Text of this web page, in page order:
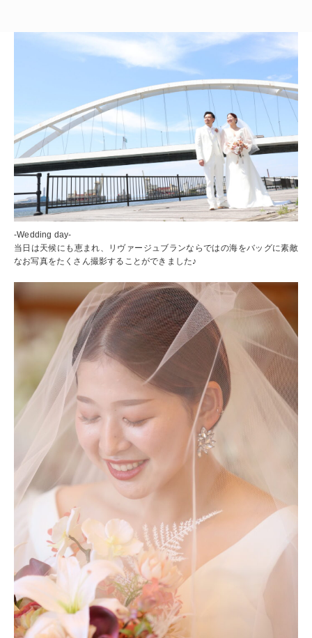
-Wedding day-
当日は天候にも恵まれ、リヴァージュブランならではの海をバッグに素敵
なお写真をたくさん撮影することができました♪